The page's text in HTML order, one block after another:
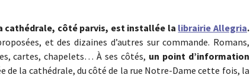
cathédrale, côté parvis, est installée la librairie Allegria.
et des dizaines d’autres sur commande. Romans,
cartes, chapelets… À ses côtés, un point d’information
de la cathédrale, du côté de la rue Notre-Dame cette fois, la